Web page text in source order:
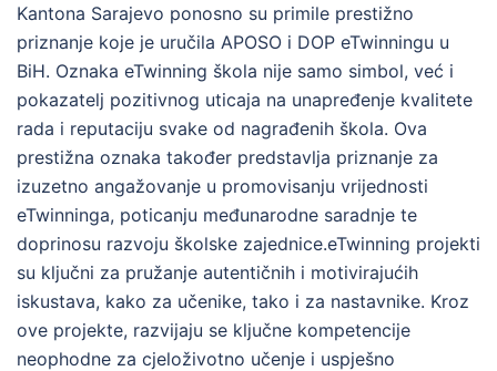
Kantona Sarajevo ponosno su primile prestižno
priznanje koje je uručila APOSO i DOP eTwinningu u
BiH. Oznaka eTwinning škola nije samo simbol, već i
pokazatelj pozitivnog uticaja na unapređenje kvalitete
rada i reputaciju svake od nagrađenih škola. Ova
prestižna oznaka također predstavlja priznanje za
izuzetno angažovanje u promovisanju vrijednosti
eTwinninga, poticanju međunarodne saradnje te
doprinosu razvoju školske zajednice.eTwinning projekti
su ključni za pružanje autentičnih i motivirajućih
iskustava, kako za učenike, tako i za nastavnike. Kroz
ove projekte, razvijaju se ključne kompetencije
neophodne za cjeloživotno učenje i uspješno